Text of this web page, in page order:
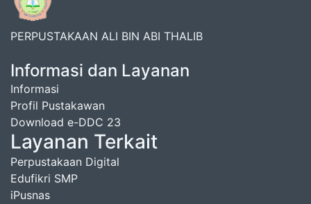
PERPUSTAKAAN ALI BIN ABI THALIB
Informasi dan Layanan
Informasi
Profil Pustakawan
Download e-DDC 23
Layanan Terkait
Perpustakaan Digital
Edufikri SMP
iPusnas